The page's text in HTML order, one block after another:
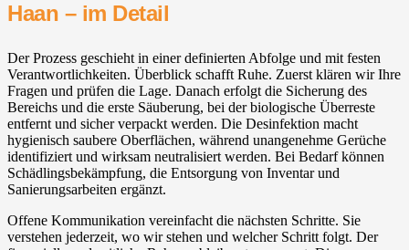
Haan – im Detail
Der Prozess geschieht in einer definierten Abfolge und mit festen
Verantwortlichkeiten. Überblick schafft Ruhe. Zuerst klären wir Ihre
Fragen und prüfen die Lage. Danach erfolgt die Sicherung des
Bereichs und die erste Säuberung, bei der biologische Überreste
entfernt und sicher verpackt werden. Die Desinfektion macht
hygienisch saubere Oberflächen, während unangenehme Gerüche
identifiziert und wirksam neutralisiert werden. Bei Bedarf können
Schädlingsbekämpfung, die Entsorgung von Inventar und
Sanierungsarbeiten ergänzt.
Offene Kommunikation vereinfacht die nächsten Schritte. Sie
verstehen jederzeit, wo wir stehen und welcher Schritt folgt. Der